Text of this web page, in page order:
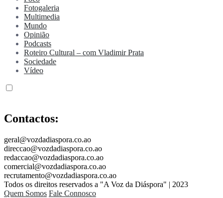
Fotogaleria
Multimedia
Mundo
Opinião
Podcasts
Roteiro Cultural – com Vladimir Prata
Sociedade
Vídeo
Contactos:
geral@vozdadiaspora.co.ao
direccao@vozdadiaspora.co.ao
redaccao@vozdadiaspora.co.ao
comercial@vozdadiaspora.co.ao
recrutamento@vozdadiaspora.co.ao
Todos os direitos reservados a "A Voz da Diáspora" | 2023
Quem Somos Fale Connosco